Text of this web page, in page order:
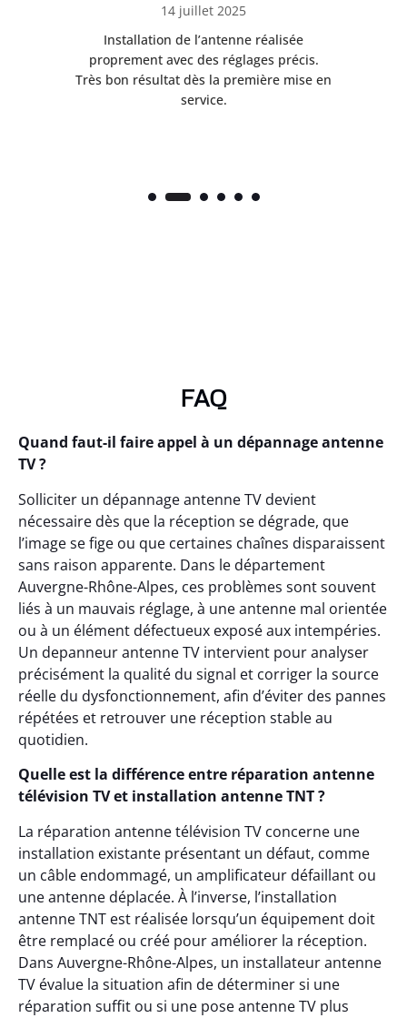
14 juillet 2025
Installation de l’antenne réalisée
proprement avec des réglages précis.
Très bon résultat dès la première mise en
service.
FAQ
Quand faut-il faire appel à un dépannage antenne
TV ?
Solliciter un dépannage antenne TV devient
nécessaire dès que la réception se dégrade, que
l’image se fige ou que certaines chaînes disparaissent
sans raison apparente. Dans le département
Auvergne-Rhône-Alpes, ces problèmes sont souvent
liés à un mauvais réglage, à une antenne mal orientée
ou à un élément défectueux exposé aux intempéries.
Un depanneur antenne TV intervient pour analyser
précisément la qualité du signal et corriger la source
réelle du dysfonctionnement, afin d’éviter des pannes
répétées et retrouver une réception stable au
quotidien.
Quelle est la différence entre réparation antenne
télévision TV et installation antenne TNT ?
La réparation antenne télévision TV concerne une
installation existante présentant un défaut, comme
un câble endommagé, un amplificateur défaillant ou
une antenne déplacée. À l’inverse, l’installation
antenne TNT est réalisée lorsqu’un équipement doit
être remplacé ou créé pour améliorer la réception.
Dans Auvergne-Rhône-Alpes, un installateur antenne
TV évalue la situation afin de déterminer si une
réparation suffit ou si une pose antenne TV plus